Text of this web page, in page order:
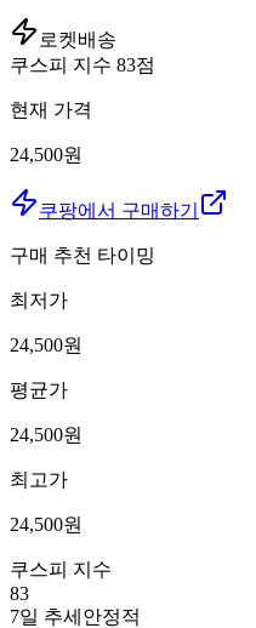
로켓배송
쿠스피 지수 83점
현재 가격
24,500원
쿠팡에서 구매하기
구매 추천 타이밍
최저가
24,500원
평균가
24,500원
최고가
24,500원
쿠스피 지수
83
7일 추세 안정적